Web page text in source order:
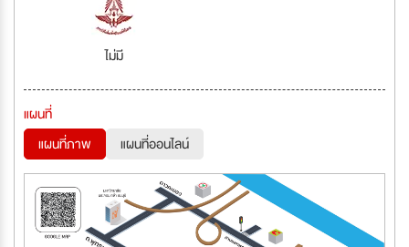
ไม่มี
แผนที่
แผนที่ภาพ
แผนที่ออนไลน์